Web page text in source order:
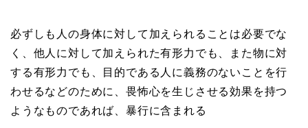
必ずしも人の身体に対して加えられることは必要でな
く、他人に対して加えられた有形力でも、また物に対
する有形力でも、目的である人に義務のないことを行
わせるなどのために、畏怖心を生じさせる効果を持つ
ようなものであれば、暴行に含まれる